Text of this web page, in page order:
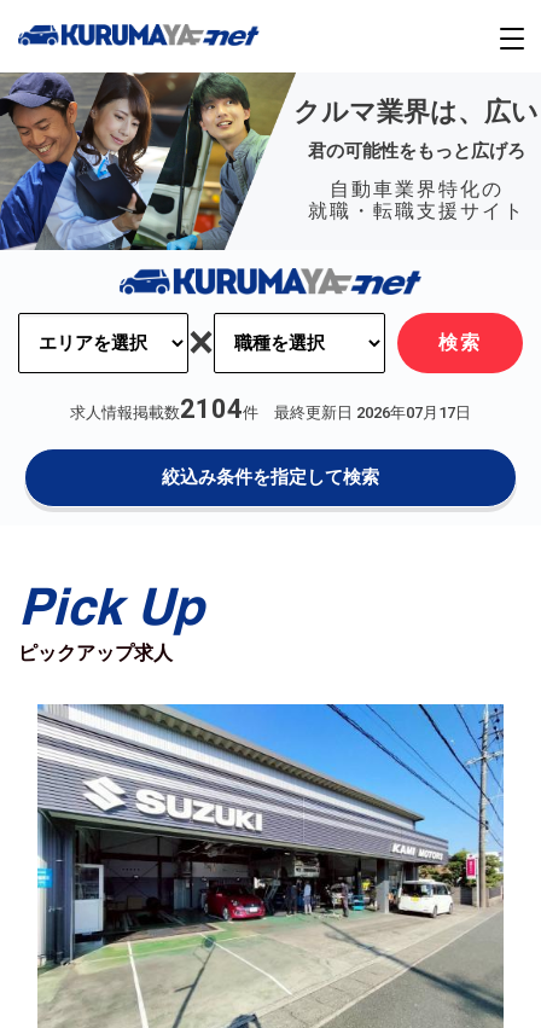
クルマ業界は、広い
君の可能性をもっと広げろ
自動車業界特化の
就職・転職支援サイト
× 検索
求人情報掲載数2104件 最終更新日 2026年07月17日
絞込み条件を指定して検索
Pick Up
ピックアップ求人